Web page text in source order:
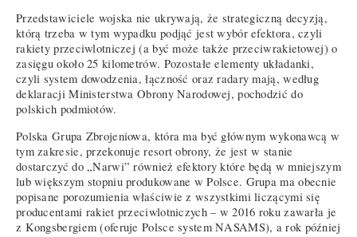
Przedstawiciele wojska nie ukrywają, że strategiczną decyzją,
którą trzeba w tym wypadku podjąć jest wybór efektora, czyli
rakiety przeciwlotniczej (a być może także przeciwrakietowej) o
zasięgu około 25 kilometrów. Pozostałe elementy układanki,
czyli system dowodzenia, łączność oraz radary mają, według
deklaracji Ministerstwa Obrony Narodowej, pochodzić do
polskich podmiotów.
Polska Grupa Zbrojeniowa, która ma być głównym wykonawcą w
tym zakresie, przekonuje resort obrony, że jest w stanie
dostarczyć do „Narwi” również efektory które będą w mniejszym
lub większym stopniu produkowane w Polsce. Grupa ma obecnie
popisane porozumienia właściwie z wszystkimi liczącymi się
producentami rakiet przeciwlotniczych – w 2016 roku zawarła je
z Kongsbergiem (oferuje Polsce system NASAMS), a rok później